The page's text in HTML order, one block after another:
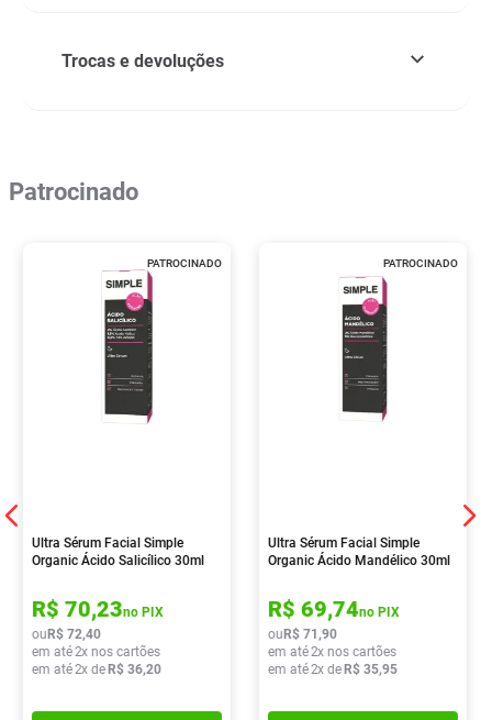
Trocas e devoluções
Patrocinado
PATROCINADO
Ultra Sérum Facial Simple
Organic Ácido Salicílico 30ml
R$ 70,23no PIX
ou R$ 72,40
em até2x nos cartões
em até2x de R$ 36,20
PATROCINADO
Ultra Sérum Facial Simple
Organic Ácido Mandélico 30ml
R$ 69,74no PIX
ou R$ 71 ,90
em até2x nos cartões
em até2x de R$ 35,95